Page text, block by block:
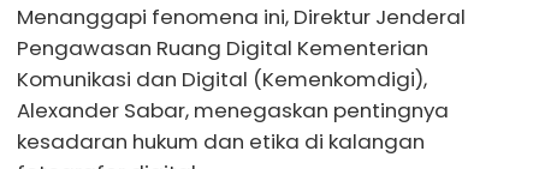
Menanggapi fenomena ini, Direktur Jenderal
Pengawasan Ruang Digital Kementerian
Komunikasi dan Digital (Kemenkomdigi),
Alexander Sabar, menegaskan pentingnya
kesadaran hukum dan etika di kalangan